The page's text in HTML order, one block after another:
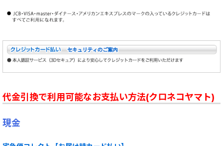
代金引換で利用可能なお支払い方法(クロネコヤマト)
現金